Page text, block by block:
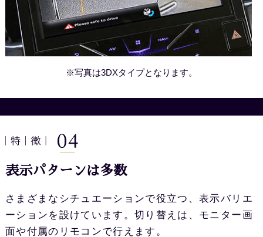
※写真は3DXタイプとなります。
表示パターンは多数
さまざまなシチュエーションで役立つ、表示バリエ
ーションを設けています。切り替えは、モニター画
面や付属のリモコンで行えます。